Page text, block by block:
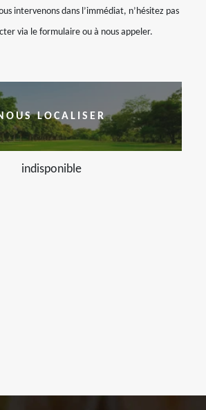
intervenons dans l’immédiat, n’hésitez pas
via le formulaire ou à nous appeler.
LOCALISER
indisponible